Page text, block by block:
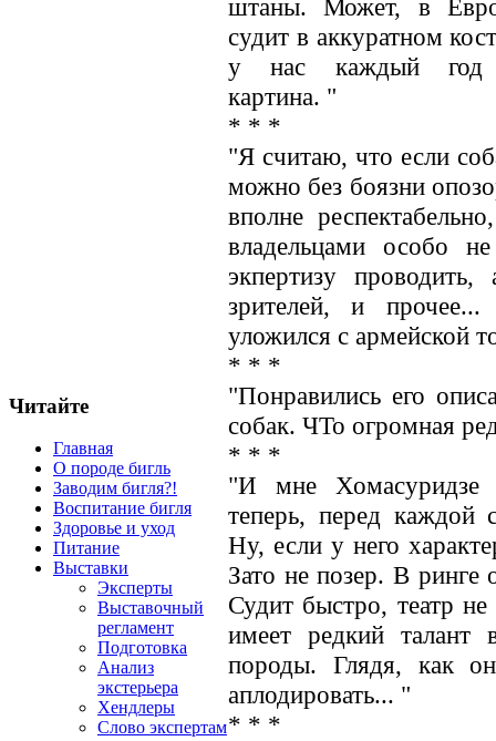
Читайте
Главная
О породе бигль
Заводим бигля?!
Воспитание бигля
Здоровье и уход
Питание
Выставки
Эксперты
Выставочный
регламент
Подготовка
Анализ
экстерьера
Хендлеры
Слово экспертам
штаны. Может, в
судит в аккуратном
у нас каждый год
картина. "
* * *
"Я считаю, что если
можно без боязни
вполне
владельцами особо
экпертизу
зрителей, и
уложился с армейской
* * *
"Понравились его
собак. ЧТо огромная
* * *
"И мне Хомасуридзе
теперь, перед каждой
Ну, если у него
Зато не позер. В ринге
Судит быстро, театр
имеет редкий талант
породы. Глядя, как
аплодировать... "
* * *